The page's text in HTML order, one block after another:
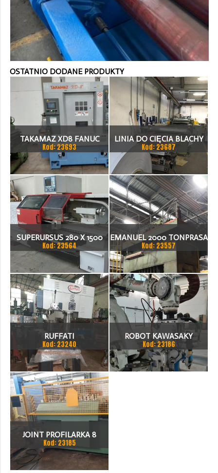
OSTATNIO DODANE PRODUKTY
TAKAMAZ XD8 FANUC
21ITA TOKARKA CNC
Kod: 23693
LINIA DO CIĘCIA BLACHY
1.500 X 1,5 (2,5) MM
Kod: 23687
SUPERURSUS 280 X 1500
TOKARKA
Kod: 23564
EMANUEL 2000 TONPRASA
HYDRAULICZNA 3200 X
2000
Kod: 23557
RUFFATI
Kod: 23240
ROBOT KAWASAKY
Kod: 23186
JOINT PROFILARKA 8
STACJI
Kod: 23185